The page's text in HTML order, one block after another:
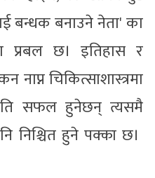
बन्धक बनाउने नेता' का
प्रबल छ। इतिहास र
नाप्न चिकित्साशास्त्रमा
कति सफल हुनेछन् त्यसमै
निश्चित हुने पक्का छ।